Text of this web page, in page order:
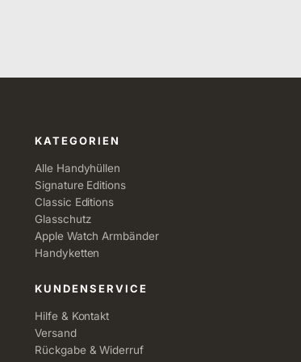
KATEGORIEN
Alle Handyhüllen
Signature Editions
Classic Editions
Glasschutz
Apple Watch Armbänder
Handyketten
KUNDENSERVICE
Hilfe & Kontakt
Versand
Rückgabe & Widerruf